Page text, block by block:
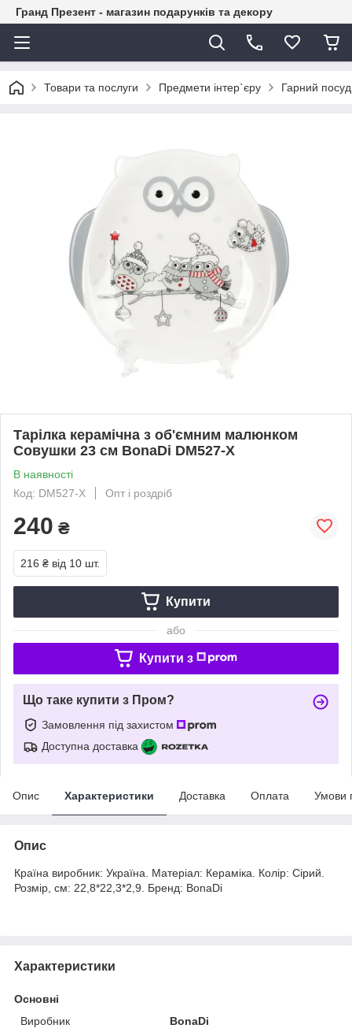
Гранд Презент - магазин подарунків та декору
Товари та послуги Предмети інтер`єру Гарний посуд
Тарілка керамічна з об'ємним малюнком
Совушки 23 см BonaDi DM527-X
В наявності
Код: DM527-X
Опт і роздріб
240 ₴
216 ₴ від 10 шт.
Купити
або
Купити з
Що таке купити з Пром?
Замовлення під захистом
Доступна доставка
Опис Характеристики Доставка Оплата Умови
Опис
Країна виробник: Україна. Матеріал: Кераміка. Колір: Сірий.
Розмір, см: 22,8*22,3*2,9. Бренд: BonaDi
Характеристики
Основні
Виробник
BonaDi